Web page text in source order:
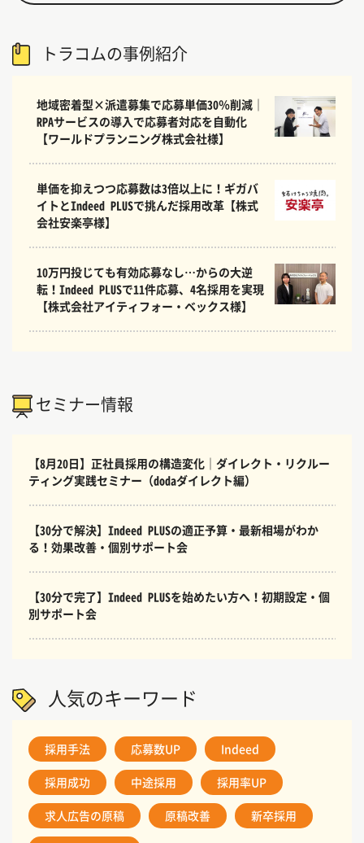
トラコムの事例紹介
地域密着型×派遣募集で応募単価30％削減｜
RPAサービスの導入で応募者対応を自動化
【ワールドプランニング株式会社様】
単価を抑えつつ応募数は3倍以上に！ギガバ
イトとIndeed PLUSで挑んだ採用改革【株式
会社安楽亭様】
10万円投じても有効応募なし…からの大逆
転！Indeed PLUSで11件応募、4名採用を実現
【株式会社アイティフォー・ベックス様】
セミナー情報
【8月20日】正社員採用の構造変化｜ダイレクト・リクルー
ティング実践セミナー（dodaダイレクト編）
【30分で解決】Indeed PLUSの適正予算・最新相場がわか
る！効果改善・個別サポート会
【30分で完了】Indeed PLUSを始めたい方へ！初期設定・個
別サポート会
人気のキーワード
採用手法 応募数UP Indeed
採用成功 中途採用 採用率UP
求人広告の原稿 原稿改善 新卒採用